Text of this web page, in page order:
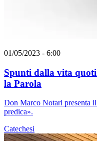
01/05/2023 - 6:00
Spunti dalla vita
la Parola
Don Marco Notari presenta
predica».
Catechesi